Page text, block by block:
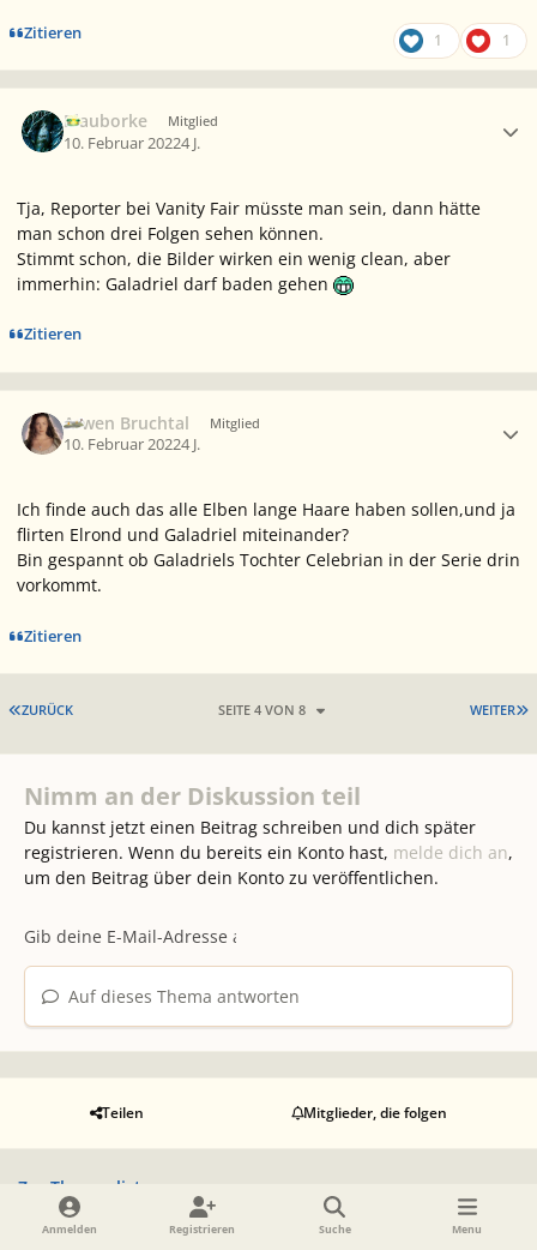
Zitieren 1 1
Blauborke Mitglied
10. Februar 20224 J.
Tja, Reporter bei Vanity Fair müsste man sein, dann hätte
man schon drei Folgen sehen können.
Stimmt schon, die Bilder wirken ein wenig clean, aber
immerhin: Galadriel darf baden gehen
Zitieren
Arwen Bruchtal Mitglied
10. Februar 20224 J.
Ich finde auch das alle Elben lange Haare haben sollen,und ja
flirten Elrond und Galadriel miteinander?
Bin gespannt ob Galadriels Tochter Celebrian in der Serie drin
vorkommt.
Zitieren
ERSTE SEITE
ZURÜCK WEITER
SEITE 4 VON 8
Nimm an der Diskussion teil
Du kannst jetzt einen Beitrag schreiben und dich später
registrieren. Wenn du bereits ein Konto hast, melde dich an,
um den Beitrag über dein Konto zu veröffentlichen.
Auf dieses Thema antworten
Teilen Mitglieder, die folgen
Zur Themenliste
Anmelden Registrieren Suche Menu